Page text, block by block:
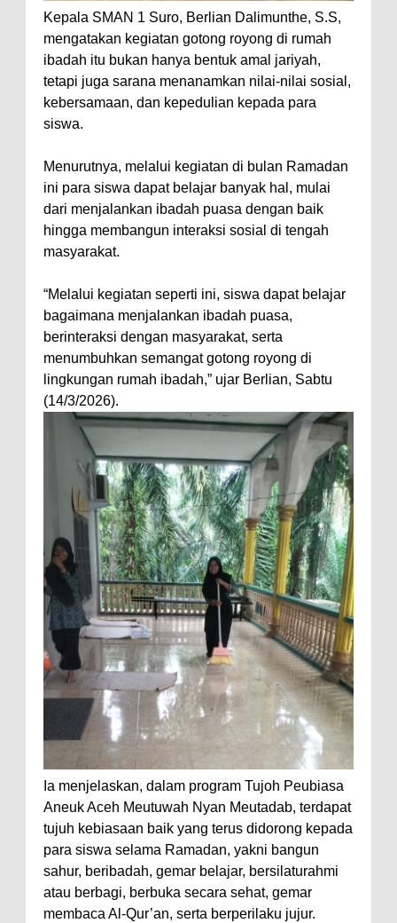
Kepala SMAN 1 Suro, Berlian Dalimunthe, S.S,
mengatakan kegiatan gotong royong di rumah
ibadah itu bukan hanya bentuk amal jariyah,
tetapi juga sarana menanamkan nilai-nilai sosial,
kebersamaan, dan kepedulian kepada para
siswa.
Menurutnya, melalui kegiatan di bulan Ramadan
ini para siswa dapat belajar banyak hal, mulai
dari menjalankan ibadah puasa dengan baik
hingga membangun interaksi sosial di tengah
masyarakat.
“Melalui kegiatan seperti ini, siswa dapat belajar
bagaimana menjalankan ibadah puasa,
berinteraksi dengan masyarakat, serta
menumbuhkan semangat gotong royong di
lingkungan rumah ibadah,” ujar Berlian, Sabtu
(14/3/2026).
Ia menjelaskan, dalam program Tujoh Peubiasa
Aneuk Aceh Meutuwah Nyan Meutadab, terdapat
tujuh kebiasaan baik yang terus didorong kepada
para siswa selama Ramadan, yakni bangun
sahur, beribadah, gemar belajar, bersilaturahmi
atau berbagi, berbuka secara sehat, gemar
membaca Al-Qur’an, serta berperilaku jujur.